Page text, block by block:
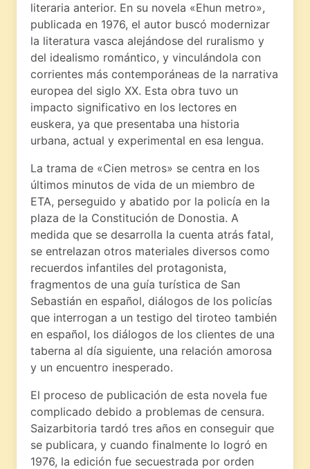
literaria anterior. En su novela «Ehun metro»,
publicada en 1976, el autor buscó modernizar
la literatura vasca alejándose del ruralismo y
del idealismo romántico, y vinculándola con
corrientes más contemporáneas de la narrativa
europea del siglo XX. Esta obra tuvo un
impacto significativo en los lectores en
euskera, ya que presentaba una historia
urbana, actual y experimental en esa lengua.
La trama de «Cien metros» se centra en los
últimos minutos de vida de un miembro de
ETA, perseguido y abatido por la policía en la
plaza de la Constitución de Donostia. A
medida que se desarrolla la cuenta atrás fatal,
se entrelazan otros materiales diversos como
recuerdos infantiles del protagonista,
fragmentos de una guía turística de San
Sebastián en español, diálogos de los policías
que interrogan a un testigo del tiroteo también
en español, los diálogos de los clientes de una
taberna al día siguiente, una relación amorosa
y un encuentro inesperado.
El proceso de publicación de esta novela fue
complicado debido a problemas de censura.
Saizarbitoria tardó tres años en conseguir que
se publicara, y cuando finalmente lo logró en
1976, la edición fue secuestrada por orden